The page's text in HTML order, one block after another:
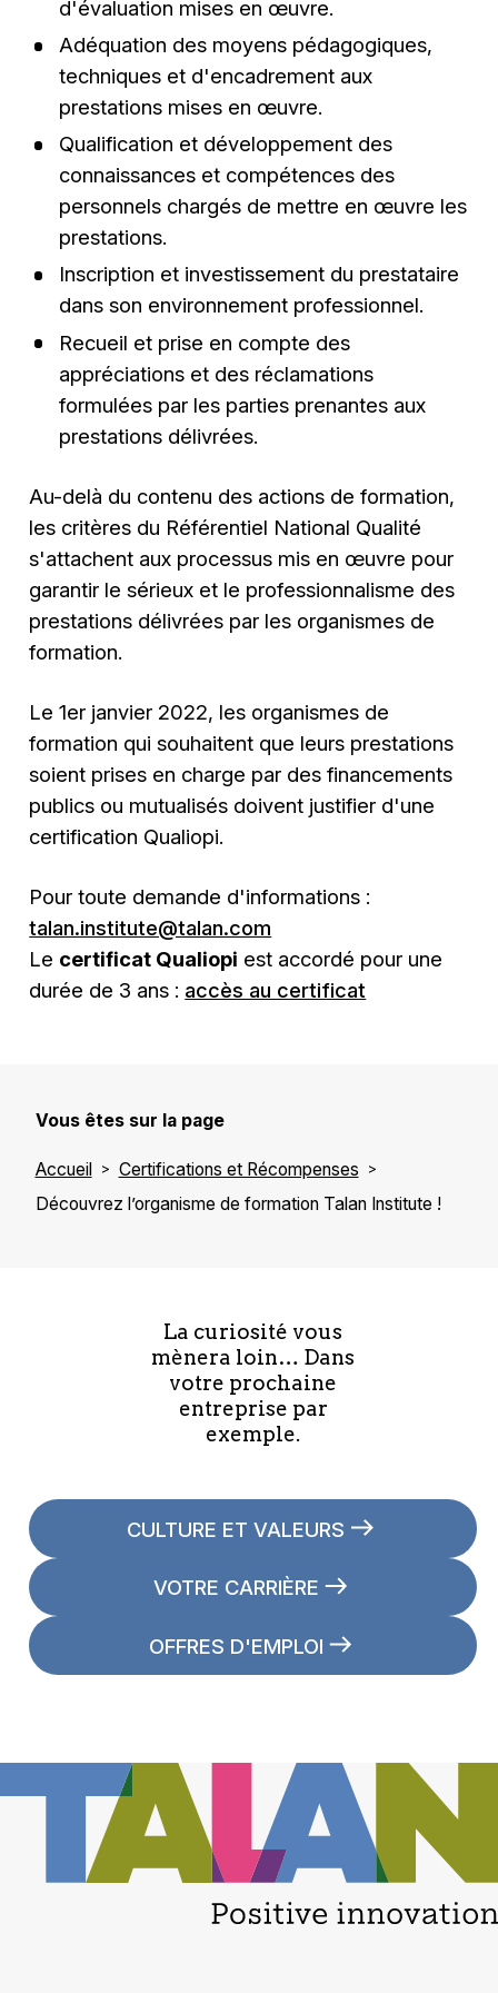
d'évaluation mises en œuvre.
⁠Adéquation des moyens pédagogiques,
techniques et d'encadrement aux
prestations mises en œuvre.
⁠Qualification et développement des
connaissances et compétences des
personnels chargés de mettre en œuvre les
prestations.
Inscription et investissement du prestataire
dans son environnement professionnel.
Recueil et prise en compte des
appréciations et des réclamations
formulées par les parties prenantes aux
prestations délivrées.
Au-delà du contenu des actions de formation,
les critères du Référentiel National Qualité
s'attachent aux processus mis en œuvre pour
garantir le sérieux et le professionnalisme des
prestations délivrées par les organismes de
formation.
Le 1er janvier 2022, les organismes de
formation qui souhaitent que leurs prestations
soient prises en charge par des financements
publics ou mutualisés doivent justifier d'une
certification Qualiopi.
Pour toute demande d'informations :
talan.institute@talan.com
Le certificat Qualiopi est accordé pour une
durée de 3 ans : accès au certificat
Vous êtes sur la page
Accueil
Certifications et Récompenses
Découvrez l’organisme de formation Talan Institute !
La curiosité vous
mènera loin… Dans
votre prochaine
entreprise par
exemple.
CULTURE ET VALEURS
VOTRE CARRIÈRE
OFFRES D'EMPLOI